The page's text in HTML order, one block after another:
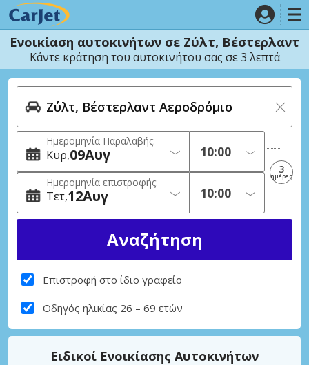
Ενοικίαση αυτοκινήτων σε Ζύλτ, Βέστερλαντ
Κάντε κράτηση του αυτοκινήτου σας σε 3 λεπτά
Ημερομηνία Παραλαβής:
Κυρ 09Αυγ
Ημερομηνία επιστροφής:
Τετ 12Αυγ
3
ημέρες
Επιστροφή στο ίδιο γραφείο
Οδηγός ηλικίας 26 – 69 ετών
Ειδικοί Ενοικίασης Αυτοκινήτων